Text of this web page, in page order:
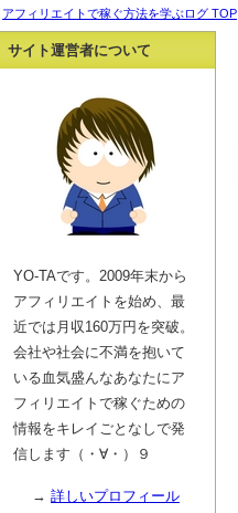
アフィリエイトで稼ぐ方法を学ぶログ TOP
サイト運営者について
YO-TAです。2009年末から
アフィリエイトを始め、最
近では月収160万円を突破。
会社や社会に不満を抱いて
いる血気盛んなあなたにア
フィリエイトで稼ぐための
情報をキレイごとなしで発
信します（・∀・）９
→ 詳しいプロフィール